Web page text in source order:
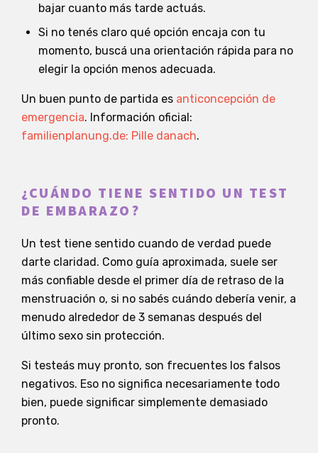
bajar cuanto más tarde actuás.
Si no tenés claro qué opción encaja con tu
momento, buscá una orientación rápida para no
elegir la opción menos adecuada.
Un buen punto de partida es anticoncepción de
emergencia. Información oficial:
familienplanung.de: Pille danach.
¿CUÁNDO TIENE SENTIDO UN TEST
DE EMBARAZO?
Un test tiene sentido cuando de verdad puede
darte claridad. Como guía aproximada, suele ser
más confiable desde el primer día de retraso de la
menstruación o, si no sabés cuándo debería venir, a
menudo alrededor de 3 semanas después del
último sexo sin protección.
Si testeás muy pronto, son frecuentes los falsos
negativos. Eso no significa necesariamente todo
bien, puede significar simplemente demasiado
pronto.